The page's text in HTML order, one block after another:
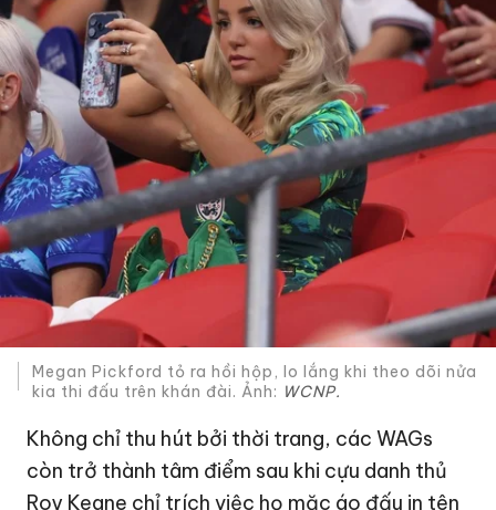
Megan Pickford tỏ ra hồi hộp, lo lắng khi theo dõi nửa
kia thi đấu trên khán đài. Ảnh: WCNP.
Không chỉ thu hút bởi thời trang, các WAGs
còn trở thành tâm điểm sau khi cựu danh thủ
Roy Keane chỉ trích việc họ mặc áo đấu in tên